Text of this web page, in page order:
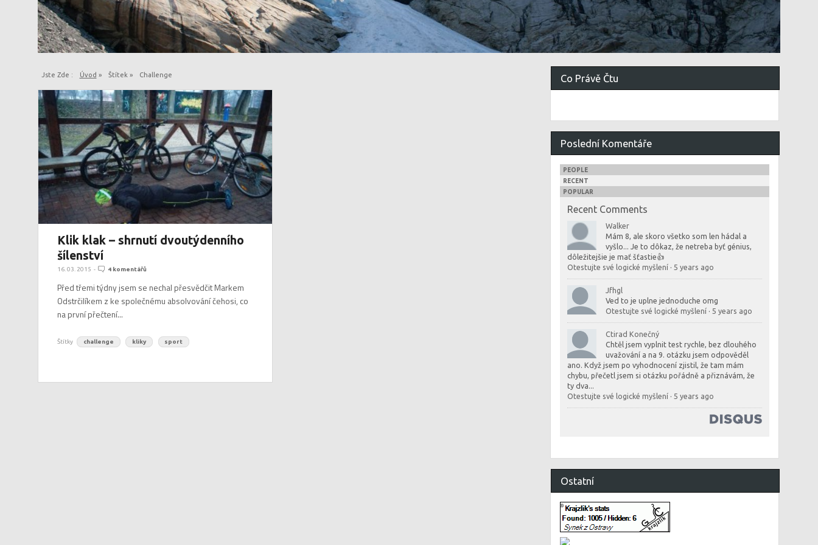
Jste Zde : Úvod » Štítek » Challenge
Klik klak – shrnutí dvoutýdenního
šílenství
16. 03. 2015 - 4 komentářů
Před třemi týdny jsem se nechal přesvědčit Markem
Odstrčilíkem z ke společnému absolvování čehosi, co
na první přečtení...
Štítky challenge kliky sport
Co Právě Čtu
Poslední Komentáře
PEOPLE
RECENT
POPULAR
Recent Comments
Walker
Mám 8, ale skoro všetko som len hádal a
vyšlo... Je to dôkaz, že netreba byť génius,
dôležitejšie je mať šťastie👍
Otestujte své logické myšlení· 5 years ago
Jfhgl
Ved to je uplne jednoduche omg
Otestujte své logické myšlení· 5 years ago
Ctirad Konečný
Chtěl jsem vyplnit test rychle, bez dlouhého
uvažování a na 9. otázku jsem odpověděl
ano. Když jsem po vyhodnocení zjistil, že tam mám
chybu, přečetl jsem si otázku pořádně a přiznávám, že
ty dva...
Otestujte své logické myšlení· 5 years ago
Ostatní